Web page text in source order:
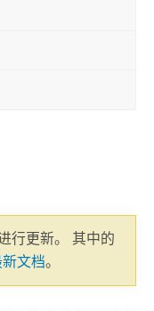
行更新。 其中的
文档。